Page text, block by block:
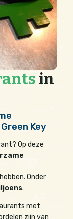
in
Key
Op deze
Onder
.
met
zijn van